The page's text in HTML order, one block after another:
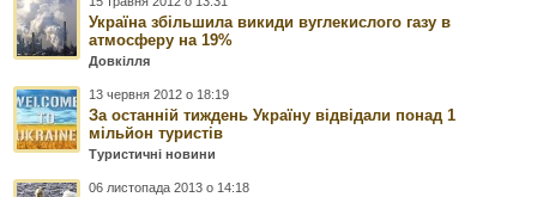
Україна збільшила викиди вуглекислого газу в
атмосферу на 19%
Довкілля
13 червня 2012 о 18:19
За останній тиждень Україну відвідали понад 1
мільйон туристів
Туристичні новини
06 листопада 2013 о 14:18